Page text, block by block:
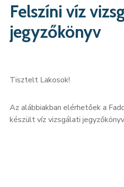
Felszíni víz
jegyzőkönyv
Tisztelt Lakosok!
Az alábbiakban elérhetőek a
készült víz vizsgálati